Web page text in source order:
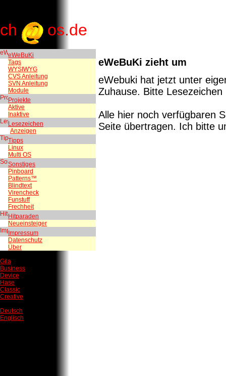
ch os.de
eWeBuKi
Tags
WYSIWYG
CVS Anleitung
SVN Anleitung
Module
Projekte
Aktive
Inaktive
Lesezeichen
Anzeigen
Tipps
Linux
Multi OS
Sonstiges
Pinboard
Patterns™
Blindtext
Virencheck
Funstuff
Frechheit
Hitparaden
Neueinsteiger
Impressum
Datenschutz
Über
Gila
Business
Device
Hase
Classic
Creative
Deutsch
Englisch
eWeBuKi zieht um
eWebuki hat jetzt unter
Zuhause. Bitte
Alle hier noch verfügbaren
Seite übertragen. Ich bitte